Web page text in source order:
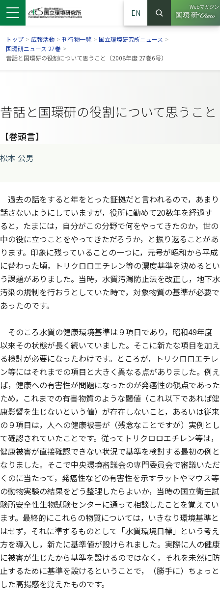
EN
サイト内検索
検索
Webマガジン
（別ウイ
トップ > 広報活動 > 刊行物一覧 > 国立環境研究所ニュース >
国環研ニュース 27巻 >
昔話と国環研の役割について思うこと（2008年度 27巻6号）
昔話と国環研の役割について思うこと
【巻頭言】
松本 公男
過去の話をすると年をとった証拠だと言われるので，あまり
話さないようにしていますが，役所に勤めて20数年を経過す
ると，たまには，自分がこの分野で何をやってきたのか，世の
中の役に立つことをやってきただろうか，と振り返ることがあ
ります。印象に残っていることの一つに，元号が昭和から平成
に替わった頃，トリクロロエチレン等の濃度基準を決めるとい
う課題がありました。当時，水質汚濁防止法を改正し，地下水
汚染の規制を行おうとしていた時で，対象物質の基準が必要で
あったのです。
そのころ水質の健康環境基準は９項目であり，昭和49年度
以来その状態が長く続いていました。そこに新たな項目を加え
る検討が必要になったわけです。ところが，トリクロロエチレ
ン等にはそれまでの項目と大きく異なる点がありました。例え
ば，健康への有害性が問題になったのが発癌性の観点であった
ため，これまでの有害物質のような閾値（これ以下であれば健
康影響を生じないという値）が存在しないこと，あるいは従来
の９項目は，人への健康被害が（残念なことですが）実例とし
て確認されていたことです。従ってトリクロロエチレン等は，
健康被害が直接確認できない状況で基準を検討する最初の例と
なりました。そこで中央環境審議会の専門委員会で審議いただ
くのに当たって，発癌性などの有害性を示すラットやマウス等
の動物実験の結果をどう整理したらよいか，当時の国立衛生試
験所安全性生物試験センターに通って相談したことを覚えてい
ます。最終的にこれらの物質については，いきなり環境基準と
はせず，それに準ずるものとして「水質環境目標」という考え
方を導入し，新たに基準値が設けられました。実際に人の健康
に被害が生じたから基準を設けるのではなく，それを未然に防
止するために基準を設けるということで，（勝手に）ちょっと
した高揚感を覚えたものです。